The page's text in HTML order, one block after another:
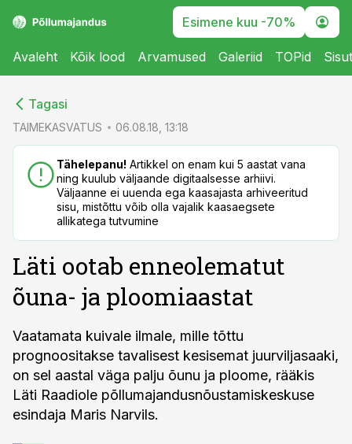
Esimene kuu -70%
Avaleht Kõik lood Arvamused Galeriid TOPid
Tagasi
TAIMEKASVATUS 06.08.18, 13:18
Tähelepanu! Artikkel on enam kui 5 aastat vana
ning kuulub väljaande digitaalsesse arhiivi.
Väljaanne ei uuenda ega kaasajasta arhiveeritud
sisu, mistõttu võib olla vajalik kaasaegsete
allikatega tutvumine
Läti ootab enneolematut
õuna- ja ploomiaastat
Vaatamata kuivale ilmale, mille tõttu
prognoositakse tavalisest kesisemat juurviljasaaki,
on sel aastal väga palju õunu ja ploome, rääkis
Läti Raadiole põllumajandusnõustamiskeskuse
esindaja Maris Narvils.